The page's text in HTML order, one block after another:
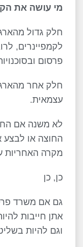
מי עושה את
חלק גדול
לקמפיינרים,
פרסום
חלק אחר
עצמאית.
לא משנה אם
מקרה האחריות
כן, כן
גם אם משרד
אתן חייבות
וגם להיות